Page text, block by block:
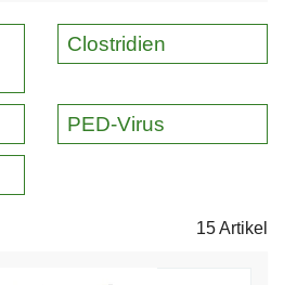
Clostridien
PED-Virus
15 Artikel